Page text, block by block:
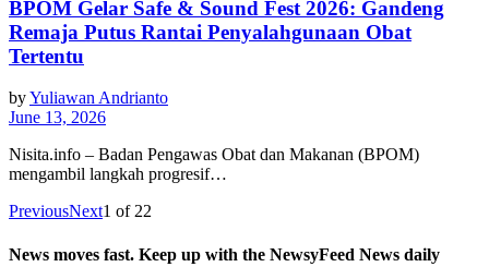
BPOM Gelar Safe & Sound Fest 2026: Gandeng
Remaja Putus Rantai Penyalahgunaan Obat
Tertentu
byYuliawan Andrianto
June 13, 2026
Nisita.info – Badan Pengawas Obat dan Makanan (BPOM)
mengambil langkah progresif…
PreviousNext1 of22
News moves fast. Keep up with the NewsyFeed News daily